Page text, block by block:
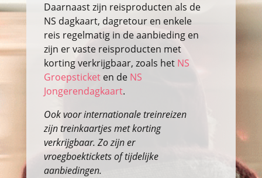
Daarnaast zijn reisproducten als de
NS dagkaart, dagretour en enkele
reis regelmatig in de aanbieding en
zijn er vaste reisproducten met
korting verkrijgbaar, zoals het NS
Groepsticketen de NS
Jongerendagkaart.
Ook voor internationale treinreizen
zijn treinkaartjes met korting
verkrijgbaar. Zo zijn er
vroegboektickets of tijdelijke
aanbiedingen.